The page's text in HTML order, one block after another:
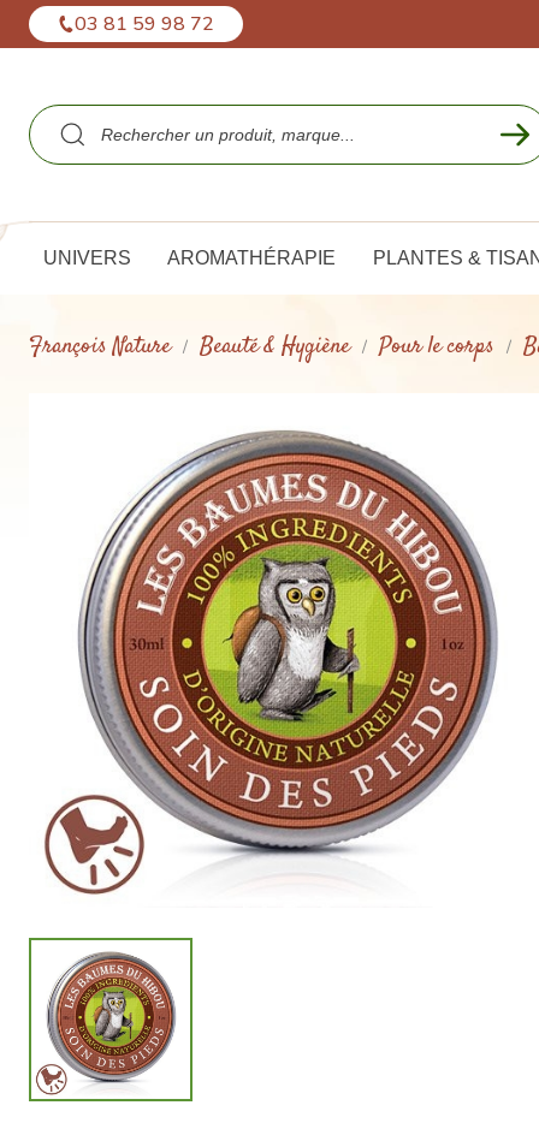
03 81 59 98 72
UNIVERS AROMATHÉRAPIE PLANTES &
François Nature Beauté & Hygiène Pour le corps
Panneau de gestion des cookies